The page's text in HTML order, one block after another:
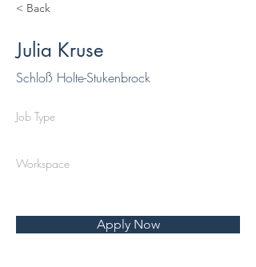
< Back
Julia Kruse
Schloß Holte-Stukenbrock
Job Type
Workspace
Apply Now